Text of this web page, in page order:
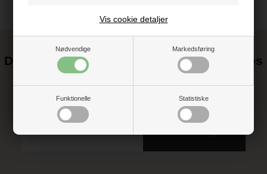
Nødvendige Markedsføring
Funktionelle Statistiske
Vis cookie detaljer
Det kan blive endnu billigere at handle hos